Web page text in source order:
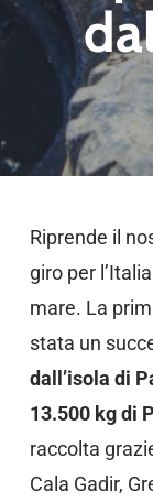
Riprende il
giro per
mare. La
stata un
dall’isola di
13.500 kg di
raccolta
Cala Gadir,